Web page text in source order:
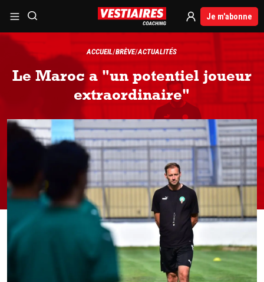
Je m'abonne
ACCUEIL BRÈVE ACTUALITÉS
Le Maroc a "un potentiel joueur
extraordinaire"